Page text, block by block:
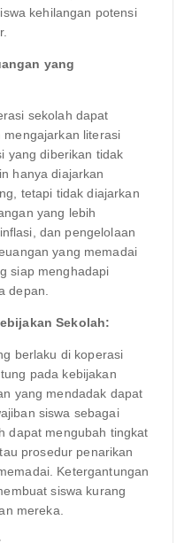
kehilangan potensi
yang
sekolah dapat
mengajarkan literasi
yang diberikan tidak
hanya diajarkan
tetapi tidak diajarkan
yang lebih
dan pengelolaan
yang memadai
siap menghadapi
depan.
Sekolah:
berlaku di koperasi
pada kebijakan
yang mendadak dapat
siswa sebagai
dapat mengubah tingkat
prosedur penarikan
Ketergantungan
siswa kurang
mereka.